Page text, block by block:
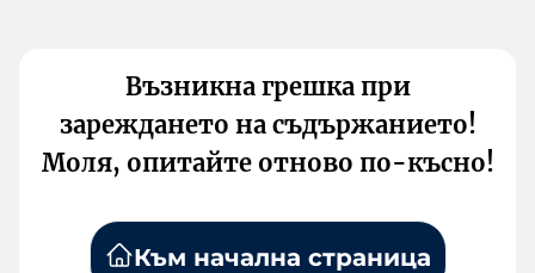
Възникна грешка при
зареждането на съдържанието!
Моля, опитайте отново по-късно!
Към начална страница